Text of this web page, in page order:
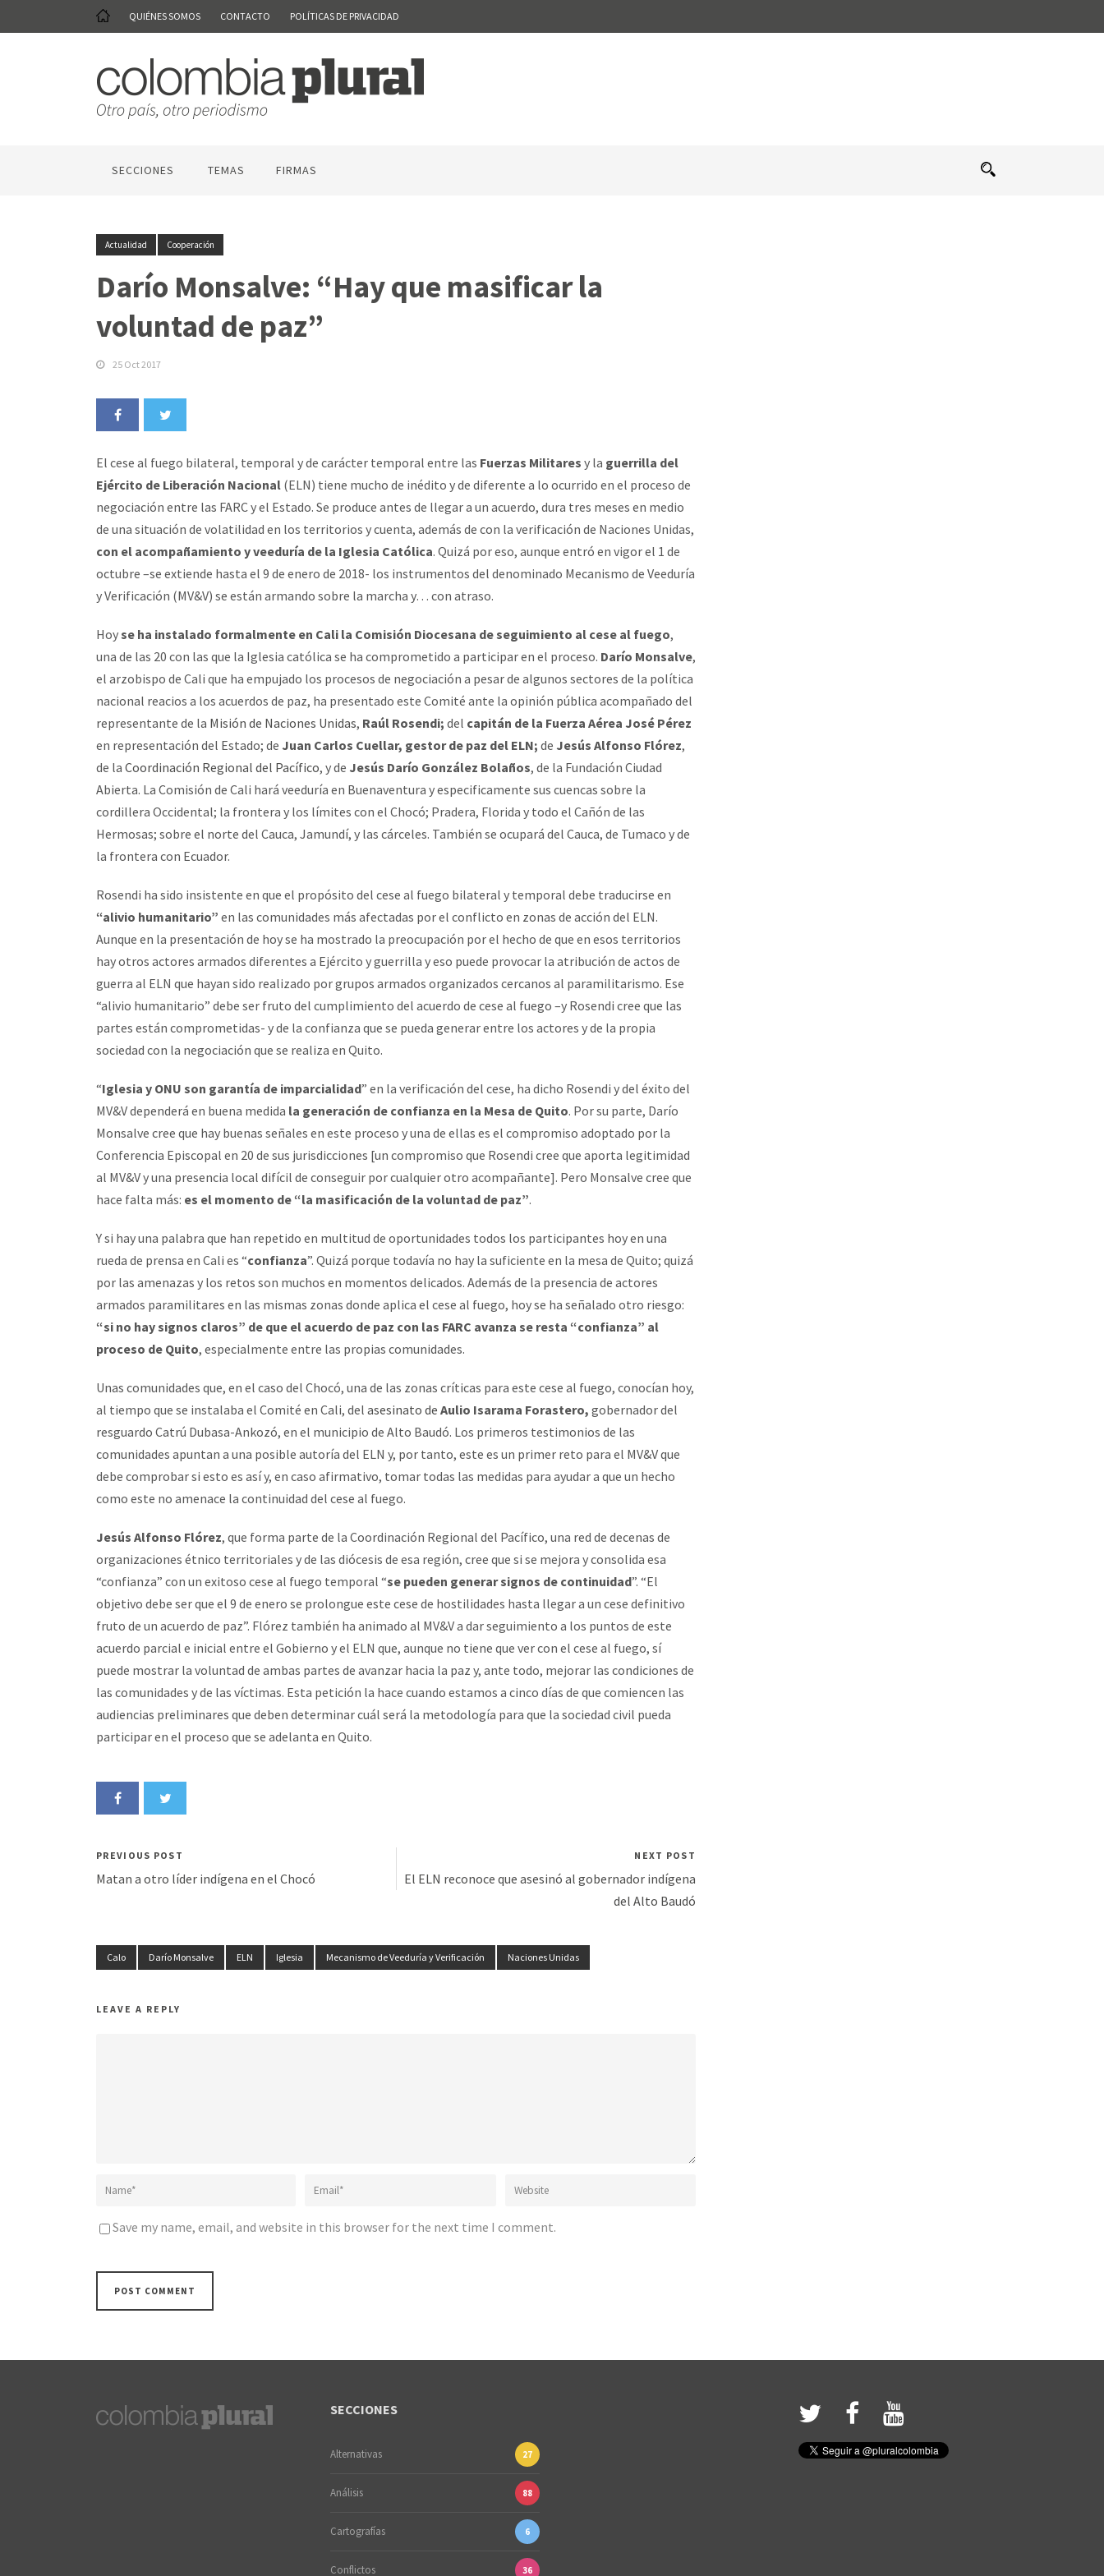
QUIÉNES SOMOS CONTACTO POLÍTICAS DE PRIVACIDAD
SECCIONES TEMAS FIRMAS
Actualidad Cooperación
Darío Monsalve: “Hay que masificar la
voluntad de paz”
25 Oct 2017
El cese al fuego bilateral, temporal y de carácter temporal entre las Fuerzas Militares y la guerrilla del
Ejército de Liberación Nacional (ELN) tiene mucho de inédito y de diferente a lo ocurrido en el proceso de
negociación entre las FARC y el Estado. Se produce antes de llegar a un acuerdo, dura tres meses en medio
de una situación de volatilidad en los territorios y cuenta, además de con la verificación de Naciones Unidas,
con el acompañamiento y veeduría de la Iglesia Católica. Quizá por eso, aunque entró en vigor el 1 de
octubre –se extiende hasta el 9 de enero de 2018- los instrumentos del denominado Mecanismo de Veeduría
y Verificación (MV&V) se están armando sobre la marcha y… con atraso.
Hoyse ha instalado formalmente en Cali la Comisión Diocesana de seguimiento al cese al fuego,
una de las 20 con las que la Iglesia católica se ha comprometido a participar en el proceso. Darío Monsalve,
el arzobispo de Cali que ha empujado los procesos de negociación a pesar de algunos sectores de la política
nacional reacios a los acuerdos de paz, ha presentado este Comité ante la opinión pública acompañado del
representante de la Misión de Naciones Unidas, Raúl Rosendi; del capitán de la Fuerza Aérea José Pérez
en representación del Estado; de Juan Carlos Cuellar, gestor de paz del ELN; de Jesús Alfonso Flórez,
de la Coordinación Regional del Pacífico, y de Jesús Darío González Bolaños, de la Fundación Ciudad
Abierta. La Comisión de Cali hará veeduría en Buenaventura y especificamente sus cuencas sobre la
cordillera Occidental; la frontera y los límites con el Chocó; Pradera, Florida y todo el Cañón de las
Hermosas; sobre el norte del Cauca, Jamundí, y las cárceles. También se ocupará del Cauca, de Tumaco y de
la frontera con Ecuador.
Rosendi ha sido insistente en que el propósito del cese al fuego bilateral y temporal debe traducirse en
“alivio humanitario” en las comunidades más afectadas por el conflicto en zonas de acción del ELN.
Aunque en la presentación de hoy se ha mostrado la preocupación por el hecho de que en esos territorios
hay otros actores armados diferentes a Ejército y guerrilla y eso puede provocar la atribución de actos de
guerra al ELN que hayan sido realizado por grupos armados organizados cercanos al paramilitarismo. Ese
“alivio humanitario” debe ser fruto del cumplimiento del acuerdo de cese al fuego –y Rosendi cree que las
partes están comprometidas- y de la confianza que se pueda generar entre los actores y de la propia
sociedad con la negociación que se realiza en Quito.
“Iglesia y ONU son garantía de imparcialidad” en la verificación del cese, ha dicho Rosendi y del éxito del
MV&V dependerá en buena medida la generación de confianza en la Mesa de Quito. Por su parte, Darío
Monsalve cree que hay buenas señales en este proceso y una de ellas es el compromiso adoptado por la
Conferencia Episcopal en 20 de sus jurisdicciones [un compromiso que Rosendi cree que aporta legitimidad
al MV&V y una presencia local difícil de conseguir por cualquier otro acompañante]. Pero Monsalve cree que
hace falta más: es el momento de “la masificación de la voluntad de paz”.
Y si hay una palabra que han repetido en multitud de oportunidades todos los participantes hoy en una
rueda de prensa en Cali es “confianza”. Quizá porque todavía no hay la suficiente en la mesa de Quito; quizá
por las amenazas y los retos son muchos en momentos delicados. Además de la presencia de actores
armados paramilitares en las mismas zonas donde aplica el cese al fuego, hoy se ha señalado otro riesgo:
“si no hay signos claros” de que el acuerdo de paz con las FARC avanza se resta “confianza” al
proceso de Quito, especialmente entre las propias comunidades.
Unas comunidades que, en el caso del Chocó, una de las zonas críticas para este cese al fuego, conocían hoy,
al tiempo que se instalaba el Comité en Cali, del asesinato de Aulio Isarama Forastero, gobernador del
resguardo Catrú Dubasa-Ankozó, en el municipio de Alto Baudó. Los primeros testimonios de las
comunidades apuntan a una posible autoría del ELN y, por tanto, este es un primer reto para el MV&V que
debe comprobar si esto es así y, en caso afirmativo, tomar todas las medidas para ayudar a que un hecho
como este no amenace la continuidad del cese al fuego.
Jesús Alfonso Flórez, que forma parte de la Coordinación Regional del Pacífico, una red de decenas de
organizaciones étnico territoriales y de las diócesis de esa región, cree que si se mejora y consolida esa
“confianza” con un exitoso cese al fuego temporal “se pueden generar signos de continuidad”. “El
objetivo debe ser que el 9 de enero se prolongue este cese de hostilidades hasta llegar a un cese definitivo
fruto de un acuerdo de paz”. Flórez también ha animado al MV&V a dar seguimiento a los puntos de este
acuerdo parcial e inicial entre el Gobierno y el ELN que, aunque no tiene que ver con el cese al fuego, sí
puede mostrar la voluntad de ambas partes de avanzar hacia la paz y, ante todo, mejorar las condiciones de
las comunidades y de las víctimas. Esta petición la hace cuando estamos a cinco días de que comiencen las
audiencias preliminares que deben determinar cuál será la metodología para que la sociedad civil pueda
participar en el proceso que se adelanta en Quito.
PREVIOUS POST
Matan a otro líder indígena en el Chocó
NEXT POST
El ELN reconoce que asesinó al gobernador indígena
del Alto Baudó
Calo Darío Monsalve ELN Iglesia Mecanismo de Veeduría y Verificación Naciones Unidas
LEAVE A REPLY
Save my name, email, and website in this browser for the next time I comment.
SECCIONES
Alternativas 27
Análisis 88
Cartografías 6
Conflictos 36